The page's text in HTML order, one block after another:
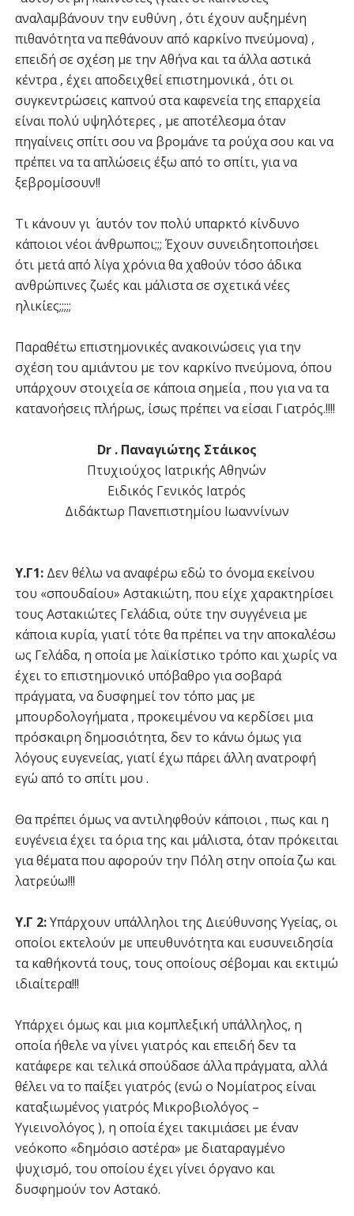
αναλαμβάνουν την ευθύνη , ότι έχουν αυξημένη
πιθανότητα να πεθάνουν από καρκίνο πνεύμονα) ,
επειδή σε σχέση με την Αθήνα και τα άλλα αστικά
κέντρα , έχει αποδειχθεί επιστημονικά , ότι οι
συγκεντρώσεις καπνού στα καφενεία της επαρχεία
είναι πολύ υψηλότερες , με αποτέλεσμα όταν
πηγαίνεις σπίτι σου να βρομάνε τα ρούχα σου και να
πρέπει να τα απλώσεις έξω από το σπίτι, για να
ξεβρομίσουν!!
Τι κάνουν γι ΄ αυτόν τον πολύ υπαρκτό κίνδυνο
κάποιοι νέοι άνθρωποι;;; Έχουν συνειδητοποιήσει
ότι μετά από λίγα χρόνια θα χαθούν τόσο άδικα
ανθρώπινες ζωές και μάλιστα σε σχετικά νέες
ηλικίες;;;;;
Παραθέτω επιστημονικές ανακοινώσεις για την
σχέση του αμιάντου με τον καρκίνο πνεύμονα, όπου
υπάρχουν στοιχεία σε κάποια σημεία , που για να τα
κατανοήσεις πλήρως, ίσως πρέπει να είσαι Γιατρός.!!!!
Dr . Παναγιώτης Στάικος
Πτυχιούχος Ιατρικής Αθηνών
Ειδικός Γενικός Ιατρός
Διδάκτωρ Πανεπιστημίου Ιωαννίνων
Υ.Γ1:Δεν θέλω να αναφέρω εδώ το όνομα εκείνου
του «σπουδαίου» Αστακιώτη, που είχε χαρακτηρίσει
τους Αστακιώτες Γελάδια, ούτε την συγγένεια με
κάποια κυρία, γιατί τότε θα πρέπει να την αποκαλέσω
ως Γελάδα, η οποία με λαϊκίστικο τρόπο και χωρίς να
έχει το επιστημονικό υπόβαθρο για σοβαρά
πράγματα, να δυσφημεί τον τόπο μας με
μπουρδολογήματα , προκειμένου να κερδίσει μια
πρόσκαιρη δημοσιότητα, δεν το κάνω όμως για
λόγους ευγενείας, γιατί έχω πάρει άλλη ανατροφή
εγώ από το σπίτι μου .
Θα πρέπει όμως να αντιληφθούν κάποιοι , πως και η
ευγένεια έχει τα όρια της και μάλιστα, όταν πρόκειται
για θέματα που αφορούν την Πόλη στην οποία ζω και
λατρεύω!!!
Υ.Γ 2:Υπάρχουν υπάλληλοι της Διεύθυνσης Υγείας, οι
οποίοι εκτελούν με υπευθυνότητα και ευσυνειδησία
τα καθήκοντά τους, τους οποίους σέβομαι και εκτιμώ
ιδιαίτερα!!!
Υπάρχει όμως και μια κομπλεξική υπάλληλος, η
οποία ήθελε να γίνει γιατρός και επειδή δεν τα
κατάφερε και τελικά σπούδασε άλλα πράγματα, αλλά
θέλει να το παίξει γιατρός (ενώ ο Νομίατρος είναι
καταξιωμένος γιατρός Μικροβιολόγος –
Υγιεινολόγος ), η οποία έχει τακιμιάσει με έναν
νεόκοπο «δημόσιο αστέρα» με διαταραγμένο
ψυχισμό, του οποίου έχει γίνει όργανο και
δυσφημούν τον Αστακό.